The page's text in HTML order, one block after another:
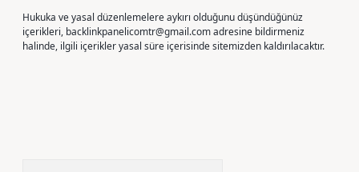
Hukuka ve yasal düzenlemelere aykırı olduğunu düşündüğünüz
içerikleri, backlinkpanelicomtr@gmail.comadresine bildirmeniz
halinde, ilgili içerikler yasal süre içerisinde sitemizden kaldırılacaktır.